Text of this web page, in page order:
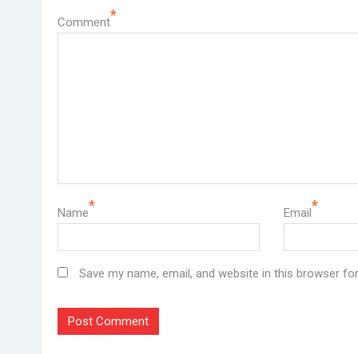
Comment*
Name* Email*
Save my name, email, and website in this browser